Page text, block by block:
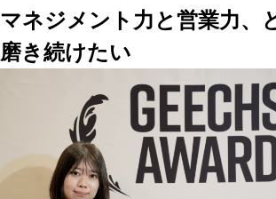
マネジメント力と営業力、
磨き続けたい